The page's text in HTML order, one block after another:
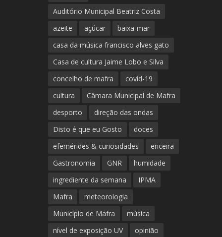
Auditório Municipal Beatriz Costa
azeite
açúcar
baixa-mar
casa da música francisco alves gato
Casa de cultura Jaime Lobo e Silva
concelho de mafra
covid-19
cultura
Câmara Municipal de Mafra
desporto
direção das ondas
Disto é que eu Gosto
doces
efemérides & curiosidades
ericeira
Gastronomia
GNR
humidade
ingrediente da semana
IPMA
Mafra
meteorologia
Município de Mafra
música
nível de exposição UV
opinião